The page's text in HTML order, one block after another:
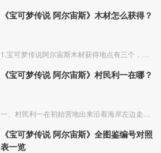
《宝可梦传说 阿尔宙斯》木材怎么获得？
《宝可梦传说 阿尔宙斯》村民利一在哪？
《宝可梦传说 阿尔宙斯》全图鉴编号对照
表一览